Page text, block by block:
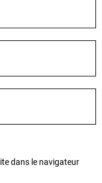
dans le navigateur